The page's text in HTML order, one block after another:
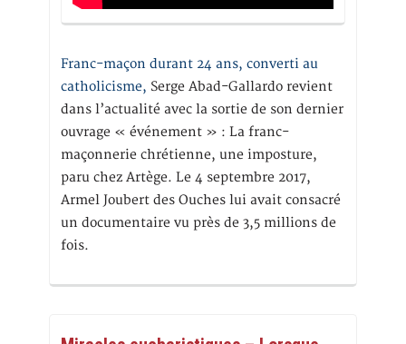
Franc-maçon durant 24 ans, converti au
catholicisme, Serge Abad-Gallardo revient
dans l’actualité avec la sortie de son dernier
ouvrage « événement » : La franc-
maçonnerie chrétienne, une imposture,
paru chez Artège. Le 4 septembre 2017,
Armel Joubert des Ouches lui avait consacré
un documentaire vu près de 3,5 millions de
fois.